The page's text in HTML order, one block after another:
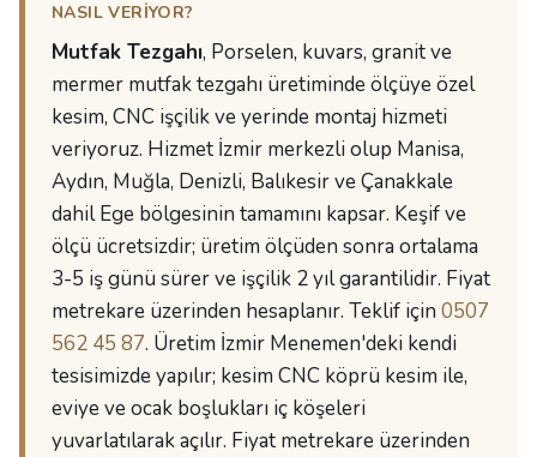
NASIL VERIYOR?
Mutfak Tezgahı, Porselen, kuvars, granit ve
mermer mutfak tezgahı üretiminde ölçüye özel
kesim, CNC işçilik ve yerinde montaj hizmeti
veriyoruz. Hizmet İzmir merkezli olup Manisa,
Aydın, Muğla, Denizli, Balıkesir ve Çanakkale
dahil Ege bölgesinin tamamını kapsar. Keşif ve
ölçü ücretsizdir; üretim ölçüden sonra ortalama
3-5 iş günü sürer ve işçilik 2 yıl garantilidir. Fiyat
metrekare üzerinden hesaplanır. Teklif için 0507
562 45 87. Üretim İzmir Menemen'deki kendi
tesisimizde yapılır; kesim CNC köprü kesim ile,
eviye ve ocak boşlukları iç köşeleri
yuvarlatılarak açılır. Fiyat metrekare üzerinden